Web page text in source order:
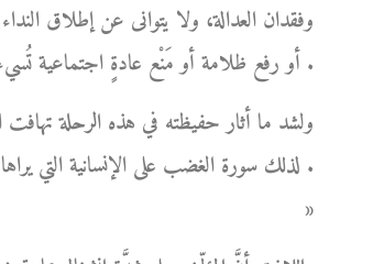
وفقدان العدالة، ولا يتوانى عن إطلاق
أو رفع ظلامة أو مَنْع عادةٍ اجتماعية تُسيء إلى سمعة البلد شعباً وحكومةً .
ولشد ما أثار حفيظته في هذه الرحلة
لذلك سورة الغضب على الإنسانية التي
»